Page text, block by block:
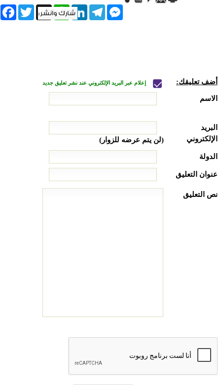
Twitter X
WhatsAppLinkedInTelegram
Messenger
أضف تعليقك: إعلام عبر البريد الإلكتروني عند نشر تعليق جديد
الاسم
البريد
الإلكتروني
(لن يتم عرضه للزوار)
الدولة
عنوان التعليق
نص التعليق